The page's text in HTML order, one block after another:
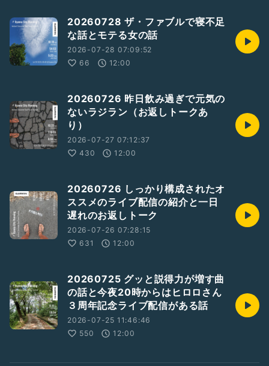
20260728 ザ・ファブルで寝不足
な話とモテる女の話
2026-07-28 07:09:52
66
12:00
20260726 昨日飲み過ぎで元気の
ないラジラン（お返しトークあ
り）
2026-07-27 07:12:37
430
12:00
20260726 しっかり構成されたオ
ススメのライブ配信の紹介と一日
遅れのお返しトーク
2026-07-26 07:28:15
631
12:00
20260725 グッと説得力が増す曲
の話と今夜20時からはヒロロさん
３周年記念ライブ配信がある話
2026-07-25 11:46:46
550
12:00